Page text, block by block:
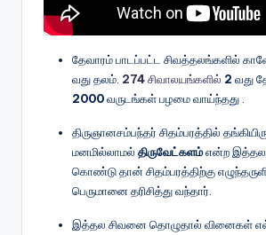
தேவாரம் பாடப்பட்ட சிவத்தலங்களில்
வது தலம். 274சிவாலயங்களில் 2 வது
2000வருடங்கள் பழமை வாய்ந்தது .
திருஞானசம்பந்தர் சிதம்பரத்தில்
மனமில்லாமல் திருவேட்களம்என்ற
கொண்டு தான் சிதம்பரத்திற்கு
பெருமானை தரிசித்து வந்தார்.
இத்தல சிவனை தொழுதால் வினைகள்